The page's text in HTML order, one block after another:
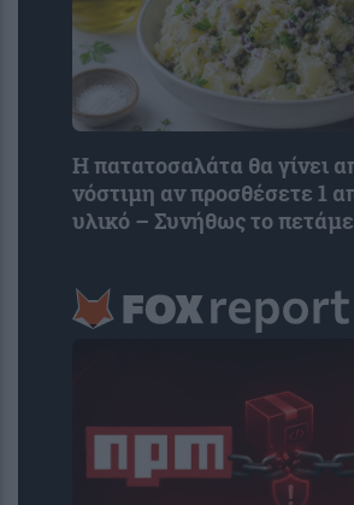
Η πατατοσαλάτα θα γίνει
νόστιμη αν προσθέσετε 1
υλικό – Συνήθως το πετάμε